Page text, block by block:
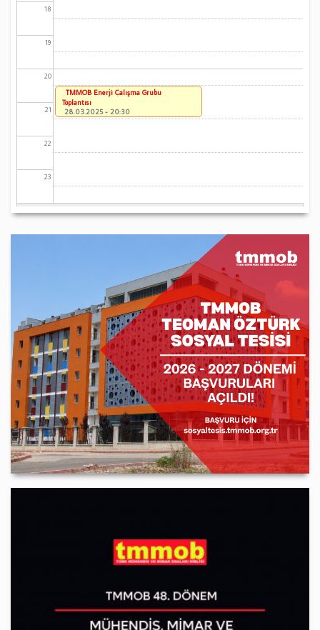
18
19
20
21
22
23
TMMOB Enerji Çalışma Grubu
Toplantısı
28.03.2025 - 20:30